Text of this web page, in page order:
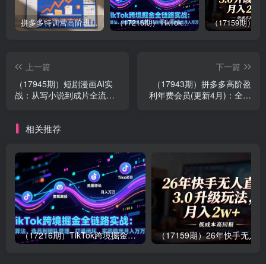
拼多多特训营高阶班，独家玩法赋能，突破运营天花板（更新26年1月） （17216期）TikTok跨境掘金全链路实战：从算法、选品到团队管理，打通闭环，实现稳定月入万刀
上一篇
（17945期）短剧漫画AI实
战：从写小说到成片全流
下一篇
（17943期）拼多多高阶盈
利年费会员(更新4月)：全类
相关推荐
（17216期）TikTok跨境掘金全链路实战：从算法、选品到团队管理，打通闭环，实现稳定月入万刀